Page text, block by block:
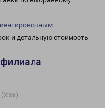
и детальную стоимость
(xlsx)